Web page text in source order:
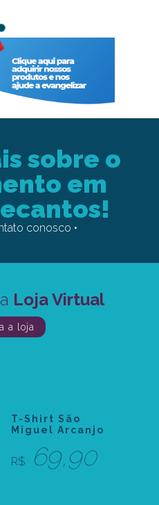
sobre o
em
conosco •
Loja Virtual
a loja
T-Shirt São
Miguel Arcanjo
R$ 69,90